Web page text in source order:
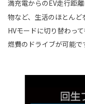
満充電からのEV走行距
物など、生活のほとんど
HVモードに切り替わっ
燃費のドライブが可能で